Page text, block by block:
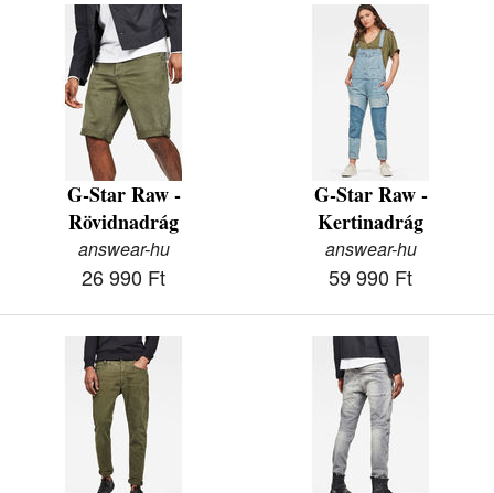
G-Star Raw -
Rövidnadrág
answear-hu
26 990 Ft
G-Star Raw -
Kertinadrág
answear-hu
59 990 Ft